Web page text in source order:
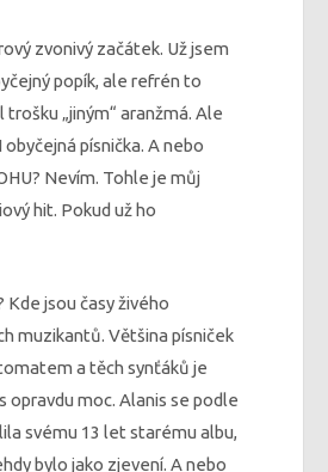
zvonivý začátek. Už jsem
popík, ale refrén to
„jiným“ aranžmá. Ale
písnička. A nebo
Nevím. Tohle je můj
hit. Pokud už ho
Kde jsou časy živého
muzikantů. Většina písniček
a těch synťáků je
opravdu moc. Alanis se podle
svému 13 let starému albu,
bylo jako zjevení. A nebo